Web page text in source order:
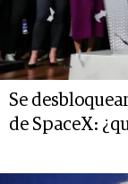
Se
de SpaceX: